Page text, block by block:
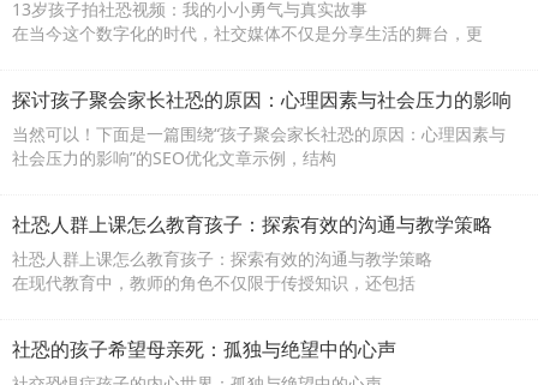
13岁孩子拍社恐视频：我的小小勇气与真实故事
在当今这个数字化的时代，社交媒体不仅是分享生活的舞台，更
探讨孩子聚会家长社恐的原因：心理因素与社会压力的影响
当然可以！下面是一篇围绕“孩子聚会家长社恐的原因：心理因素与
社会压力的影响”的SEO优化文章示例，结构
社恐人群上课怎么教育孩子：探索有效的沟通与教学策略
社恐人群上课怎么教育孩子：探索有效的沟通与教学策略
在现代教育中，教师的角色不仅限于传授知识，还包括
社恐的孩子希望母亲死：孤独与绝望中的心声